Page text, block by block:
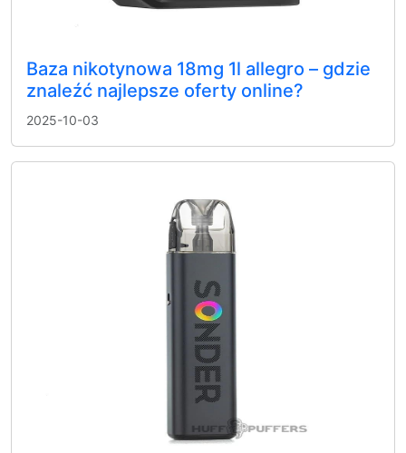
Baza nikotynowa 18mg 1l allegro – gdzie
znaleźć najlepsze oferty online?
2025-10-03